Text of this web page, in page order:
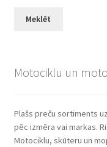
Meklēt
Motociklu un
Plašs preču sortiments
pēc izmēra vai markas.
Motociklu, skūteru un